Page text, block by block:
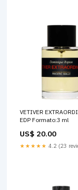
VETIVER
EDP Formato:3 ml
US$ 20.00
★★★★★ 4.2 (23